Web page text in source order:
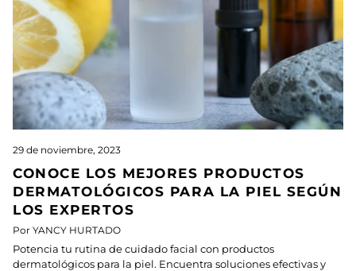
29 de noviembre, 2023
CONOCE LOS MEJORES PRODUCTOS
DERMATOLÓGICOS PARA LA PIEL SEGÚN
LOS EXPERTOS
Por YANCY HURTADO
Potencia tu rutina de cuidado facial con productos
dermatológicos para la piel. Encuentra soluciones efectivas y